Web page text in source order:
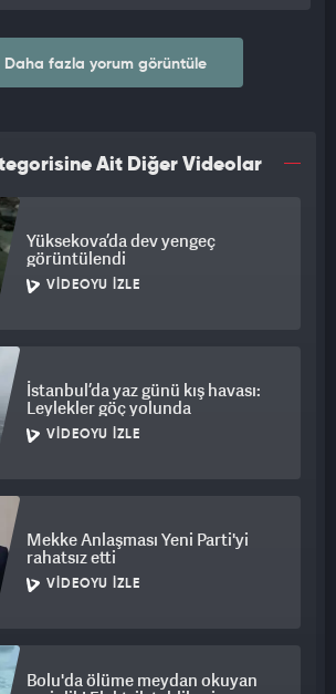
Daha fazla yorum görüntüle
Ait Diğer Videolar
Yüksekova’da dev yengeç
görüntülendi
VIDEOYU İZLE
İstanbul’da yaz günü kış havası:
Leylekler göç yolunda
VIDEOYU İZLE
Mekke Anlaşması Yeni Parti'yi
rahatsız etti
VIDEOYU İZLE
Bolu'da ölüme meydan okuyan